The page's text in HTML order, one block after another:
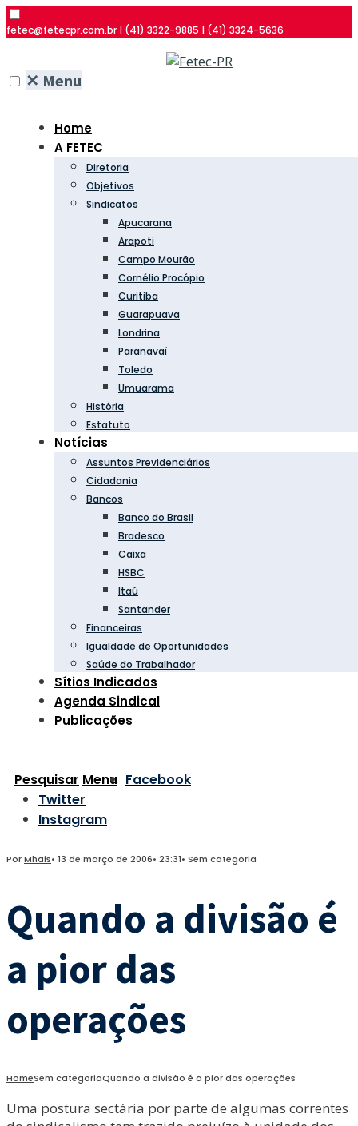
fetec@fetecpr.com.br | (41) 3322-9885 | (41) 3324-5636
✕ Menu
Home
A FETEC
Diretoria
Objetivos
Sindicatos
Apucarana
Arapoti
Campo Mourão
Cornélio Procópio
Curitiba
Guarapuava
Londrina
Paranavaí
Toledo
Umuarama
História
Estatuto
Notícias
Assuntos Previdenciários
Cidadania
Bancos
Banco do Brasil
Bradesco
Caixa
HSBC
Itaú
Santander
Financeiras
Igualdade de Oportunidades
Saúde do Trabalhador
Sítios Indicados
Agenda Sindical
Publicações
Pesquisar Menu Facebook
Twitter
Instagram
PorMhais• 13 de março de 2006• 23:31• Sem categoria
Quando a divisão é
a pior das
operações
HomeSem categoriaQuando a divisão é a pior das operações
Uma postura sectária por parte de algumas correntes